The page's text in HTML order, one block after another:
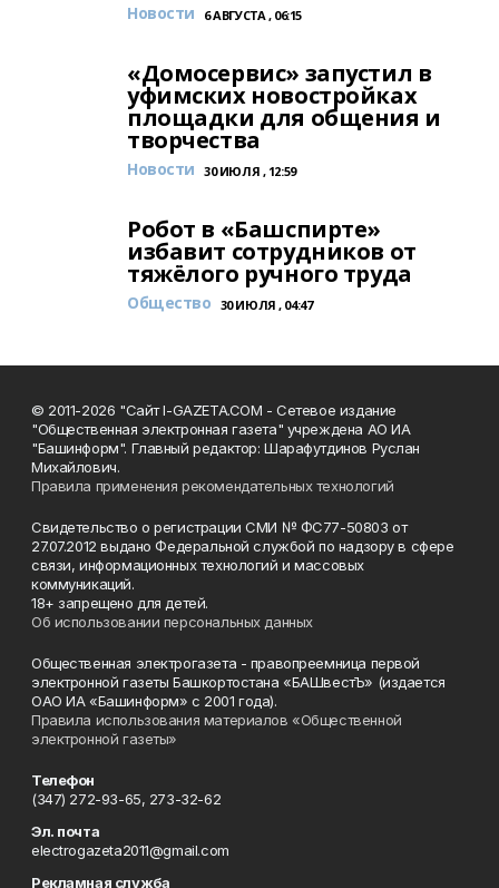
Новости 6 АВГУСТА , 06:15
«Домосервис» запустил в
уфимских новостройках
площадки для общения и
творчества
Новости 30 ИЮЛЯ , 12:59
Робот в «Башспирте»
избавит сотрудников от
тяжёлого ручного труда
Общество 30 ИЮЛЯ , 04:47
© 2011-2026 "Сайт I-GAZETA.COM - Сетевое издание
"Общественная электронная газета" учреждена АО ИА
"Башинформ". Главный редактор: Шарафутдинов Руслан
Михайлович.
Правила применения рекомендательных технологий
Свидетельство о регистрации СМИ № ФС77-50803 от
27.07.2012 выдано Федеральной службой по надзору в сфере
связи, информационных технологий и массовых
коммуникаций.
18+ запрещено для детей.
Об использовании персональных данных
Общественная электрогазета - правопреемница первой
электронной газеты Башкортостана «БАШвестЪ» (издается
ОАО ИА «Башинформ» с 2001 года).
Правила использования материалов «Общественной
электронной газеты»
Телефон
(347) 272-93-65, 273-32-62
Эл. почта
electrogazeta2011@gmail.com
Рекламная служба